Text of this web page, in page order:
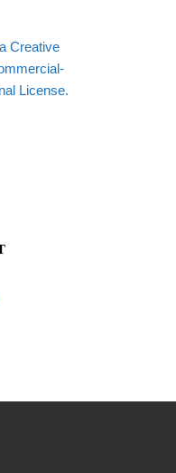
Creative
License.